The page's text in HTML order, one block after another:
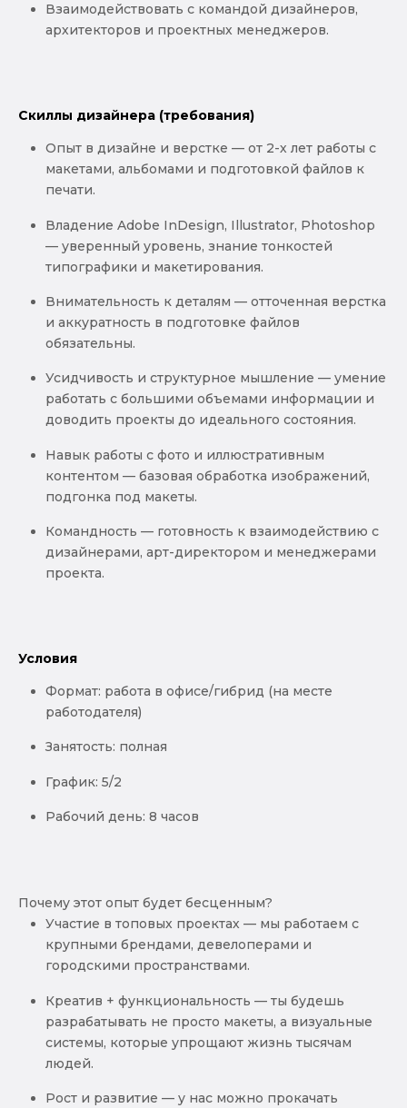
Взаимодействовать с командой дизайнеров,
архитекторов и проектных менеджеров.
Скиллы дизайнера (требования)
Опыт в дизайне и верстке — от 2-х лет работы с
макетами, альбомами и подготовкой файлов к
печати.
Владение Adobe InDesign, Illustrator, Photoshop
— уверенный уровень, знание тонкостей
типографики и макетирования.
Внимательность к деталям — отточенная верстка
и аккуратность в подготовке файлов
обязательны.
Усидчивость и структурное мышление — умение
работать с большими объемами информации и
доводить проекты до идеального состояния.
Навык работы с фото и иллюстративным
контентом — базовая обработка изображений,
подгонка под макеты.
Командность — готовность к взаимодействию с
дизайнерами, арт-директором и менеджерами
проекта.
Условия
Формат: работа в офисе/гибрид (на месте
работодателя)
Занятость: полная
График: 5/2
Рабочий день: 8 часов
Почему этот опыт будет бесценным?
Участие в топовых проектах — мы работаем с
крупными брендами, девелоперами и
городскими пространствами.
Креатив + функциональность — ты будешь
разрабатывать не просто макеты, а визуальные
системы, которые упрощают жизнь тысячам
людей.
Рост и развитие — у нас можно прокачать